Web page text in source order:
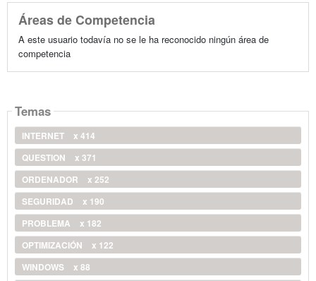
Áreas de Competencia
A este usuario todavía no se le ha reconocido ningún área de
competencia
Temas
INTERNET
x 414
QUESTION
x 371
ORDENADOR
x 252
SEGURIDAD
x 190
PROBLEMA
x 182
OPTIMIZACIÓN
x 122
WINDOWS
x 88